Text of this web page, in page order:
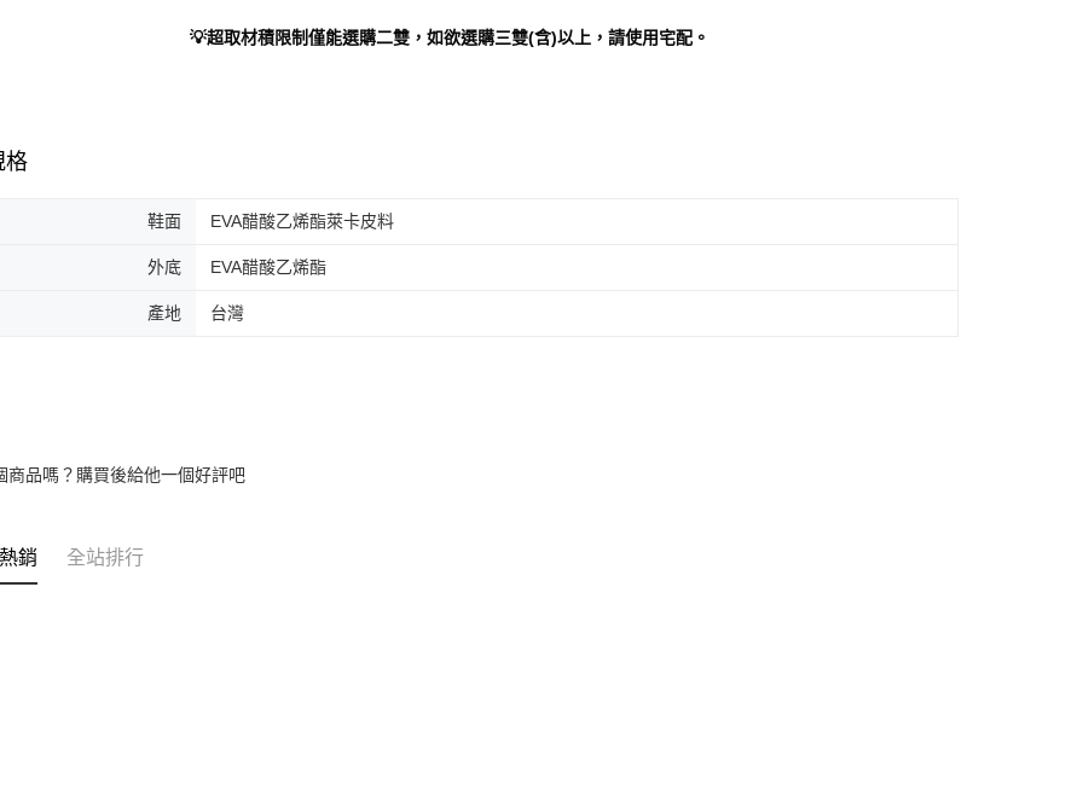
💡超取材積限制僅能選購二雙，如欲選購三雙(含)以上，請使用宅配。
格
鞋面 EVA醋酸乙烯酯萊卡皮料
外底 EVA醋酸乙烯酯
產地 台灣
商品嗎？購買後給他一個好評吧
銷 全站排行